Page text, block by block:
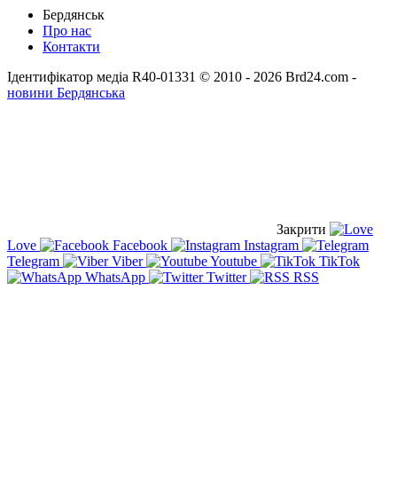
Бердянськ
Про нас
Контакти
Ідентифікатор медіа R40-01331 © 2010 - 2026 Brd24.com -
новини Бердянська
Закрити
Love
Facebook
Instagram
Telegram
Viber Youtube
TikTok
WhatsApp
Twitter RSS